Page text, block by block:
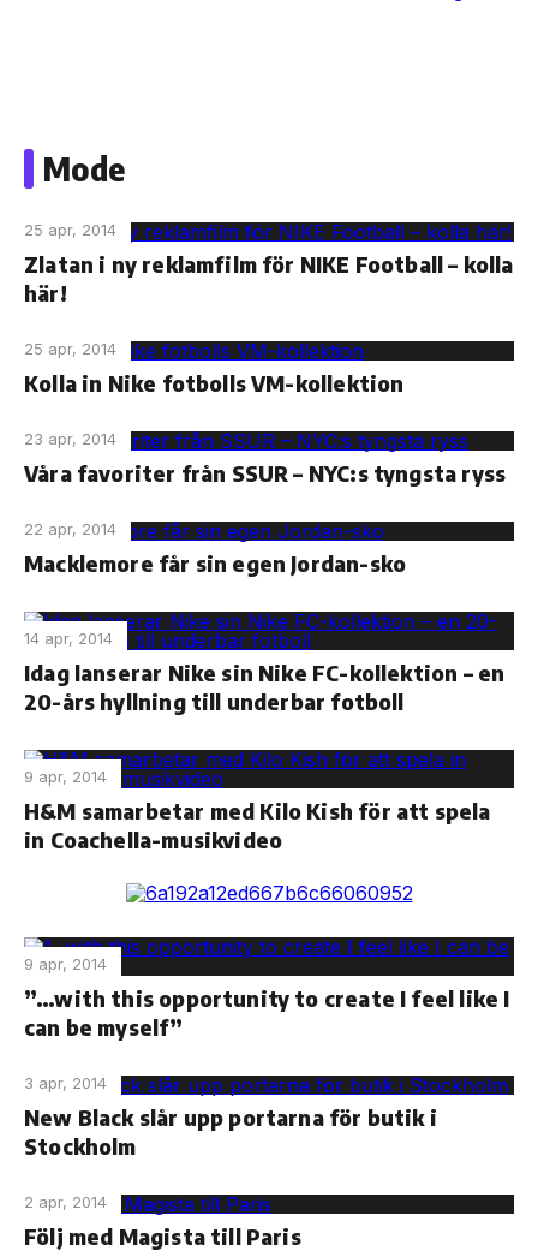
contentMode
25 apr, 2014
Zlatan i ny reklamfilm för NIKE Football – kolla
här!
25 apr, 2014
Kolla in Nike fotbolls VM-kollektion
23 apr, 2014
Våra favoriter från SSUR – NYC:s tyngsta ryss
22 apr, 2014
Macklemore får sin egen Jordan-sko
14 apr, 2014
Idag lanserar Nike sin Nike FC-kollektion – en
20-års hyllning till underbar fotboll
9 apr, 2014
H&M samarbetar med Kilo Kish för att spela
in Coachella-musikvideo
9 apr, 2014
”…with this opportunity to create I feel like I
can be myself”
3 apr, 2014
New Black slår upp portarna för butik i
Stockholm
2 apr, 2014
Följ med Magista till Paris